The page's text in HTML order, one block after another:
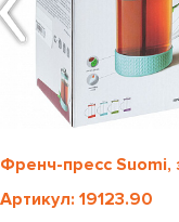
Френч-пресс Suomi,
Артикул: 19123.90